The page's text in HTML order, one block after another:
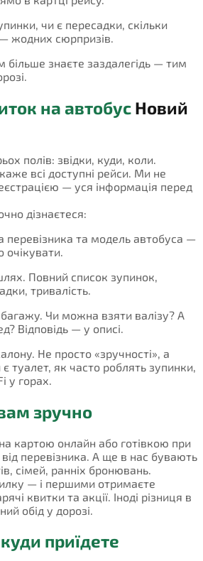
чи є пересадки, скільки
жодних сюрпризів.
більше знаєте заздалегідь — тим
на автобус Новий
полів: звідки, куди, коли.
всі доступні рейси. Ми не
— уся інформація перед
дізнаєтеся:
перевізника та модель автобуса —
Повний список зупинок,
тривалість.
багажу. Чи можна взяти валізу? А
Відповідь — у описі.
Не просто «зручності», а
туалет, як часто роблять зупинки,
у горах.
зручно
картою онлайн або готівкою при
перевізника. А ще в нас бувають
сімей, ранніх бронювань.
— і першими отримаєте
квитки та акції. Іноді різниця в
обід у дорозі.
куди приїдете